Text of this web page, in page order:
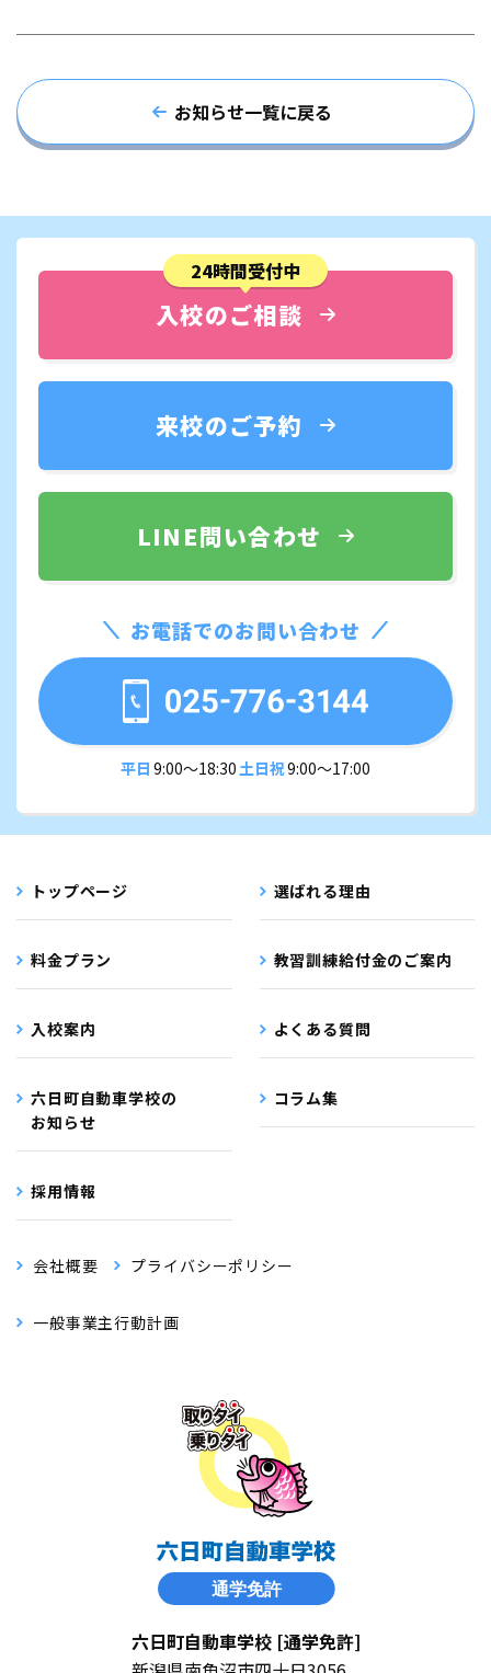
お知らせ一覧に戻る
24時間受付中
入校のご相談
来校のご予約
LINE問い合わせ
お電話でのお問い合わせ
平日 9:00〜18:30 土日祝9:00〜17:00
トップページ 選ばれる理由
料金プラン 教習訓練給付金のご案内
入校案内 よくある質問
六日町自動車学校の
お知らせ
コラム集
採用情報
会社概要 プライバシーポリシー
一般事業主行動計画
六日町自動車学校 [通学免許]